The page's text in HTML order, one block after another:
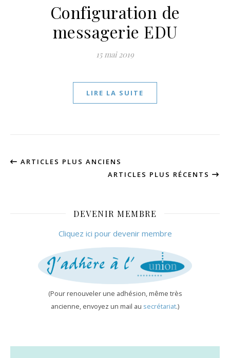
Configuration de
messagerie EDU
15 mai 2019
LIRE LA SUITE
ARTICLES PLUS ANCIENS
ARTICLES PLUS RÉCENTS
DEVENIR MEMBRE
Cliquez ici pour devenir membre
(Pour renouveler une adhésion, même très
ancienne, envoyez un mail au secrétariat.)